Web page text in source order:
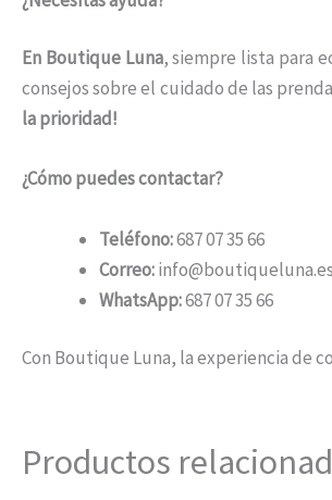
En Boutique Luna, siempre lista para
consejos sobre el cuidado de las
la prioridad!
¿Cómo puedes contactar?
Teléfono:687 07 35 66
Correo:info@boutiqueluna.es
WhatsApp:687 07 35 66
Con Boutique Luna, la experiencia de
Productos